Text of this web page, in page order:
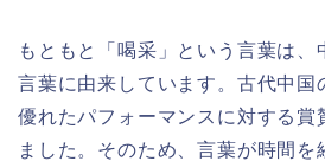
もともと「喝采」という言葉は、
言葉に由来しています。古代中国
優れたパフォーマンスに対する賞
ました。そのため、言葉が時間を